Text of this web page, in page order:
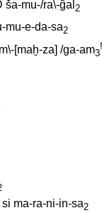
ša-mu-/ra\-ĝal 2
mu-e-da-sa2
[maḫ-za] /ga-am3
!
si ma-ra-ni-in-sa2